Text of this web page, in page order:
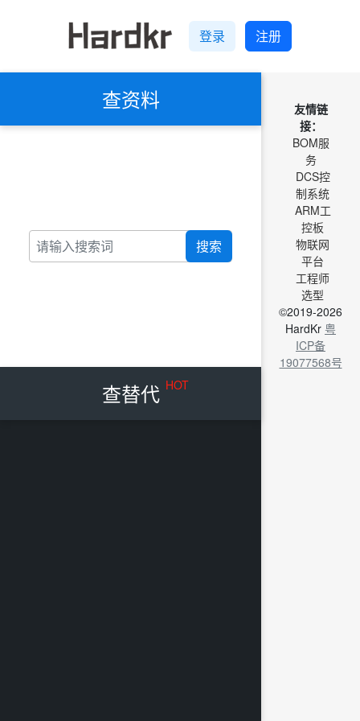
登录 注册
查资料
搜索
查替代 HOT
友情链
接：
BOM服
务
DCS控
制系统
ARM工
控板
物联网
平台
工程师
选型
©2019-2026
HardKr 粤
ICP备
19077568号